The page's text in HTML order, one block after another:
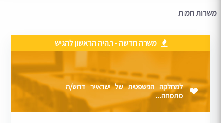
משרות חמות
משרה חדשה - תהיה הראשון להגיש
למחלקה המשפטית של ישראייר דרוש/ה
מתמחה...